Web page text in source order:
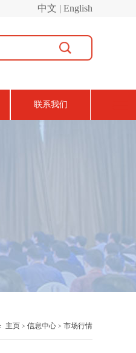
中文 | English
联系我们
主页 > 信息中心 > 市场行情